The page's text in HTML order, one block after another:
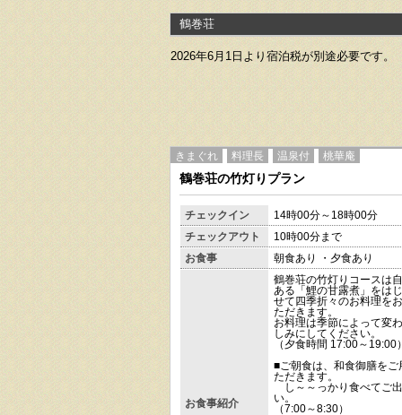
鶴巻荘
2026年6月1日より宿泊税が別途必要です。
きまぐれ 料理長 温泉付 桃華庵
鶴巻荘の竹灯りプラン
チェックイン
14時00分～18時00分
チェックアウト
10時00分まで
お食事
朝食あり ・夕食あり
お食事紹介
鶴巻荘の竹灯りコースは
ある「鯉の甘露煮」をは
せて四季折々のお料理を
ただきます。
お料理は季節によって変
しみにしてください。
（夕食時間 17:00～19:00
■ご朝食は、和食御膳をご
ただきます。
し～～っかり食べてご
い。
（7:00～8:30）